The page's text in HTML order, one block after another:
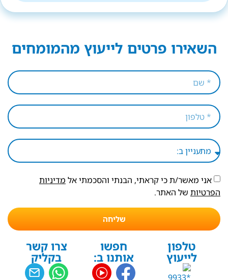
השאירו פרטים לייעוץ מהמומחים
אני מאשר/ת כי קראתי, הבנתי והסכמתי אל מדיניות
הפרטיות של האתר.
שליחה
טלפון
לייעוץ
חפשו
אותנו ב:
צרו קשר
בקליק